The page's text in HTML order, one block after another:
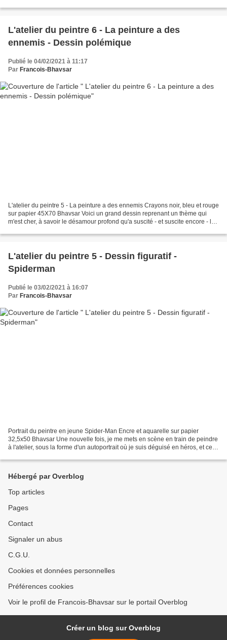
L'atelier du peintre 6 - La peinture a des
ennemis - Dessin polémique
Publié le 04/02/2021 à 11:17
Par Francois-Bhavsar
L'atelier du peintre 5 - La peinture a des ennemis Crayons noir, bleu et rouge
sur papier 45X70 Bhavsar Voici un grand dessin reprenant un thème qui
m'est cher, à savoir le désamour profond qu'a suscité - et suscite encore - la
L'atelier du peintre 5 - Dessin figuratif -
Spiderman
Publié le 03/02/2021 à 16:07
Par Francois-Bhavsar
Portrait du peintre en jeune Spider-Man Encre et aquarelle sur papier
32,5x50 Bhavsar Une nouvelle fois, je me mets en scène en train de peindre
à l'atelier, sous la forme d'un autoportrait où je suis déguisé en héros, et ce,
Hébergé par Overblog
Top articles
Pages
Contact
Signaler un abus
C.G.U.
Cookies et données personnelles
Préférences cookies
Voir le profil de Francois-Bhavsar sur le portail Overblog
Créer un blog sur Overblog